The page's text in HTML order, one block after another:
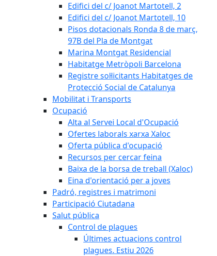
Edifici del c/ Joanot Martotell, 2
Edifici del c/ Joanot Martotell, 10
Pisos dotacionals Ronda 8 de març,
97B del Pla de Montgat
Marina Montgat Residencial
Habitatge Metròpoli Barcelona
Registre sol·licitants Habitatges de
Protecció Social de Catalunya
Mobilitat i Transports
Ocupació
Alta al Servei Local d'Ocupació
Ofertes laborals xarxa Xaloc
Oferta pública d'ocupació
Recursos per cercar feina
Baixa de la borsa de treball (Xaloc)
Eina d'orientació per a joves
Padró, registres i matrimoni
Participació Ciutadana
Salut pública
Control de plagues
Últimes actuacions control
plagues. Estiu 2026